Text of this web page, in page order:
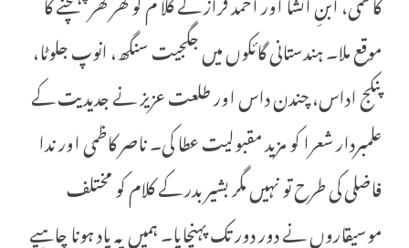
موقع ملا۔ ہندستانی گائکوں میں جگجیت سنگھ، انوپ جلوٹا،
پنکج اداس، چندن داس اور طلعت عزیز نے جدیدیت کے
علمبردار شعرا کو مزید مقبولیت عطا کی۔ ناصر کاظمی اور ندا
فاضلی کی طرح تو نہیں مگر بشیر بدر کے کلام کو مختلف
موسیقاروں نے دور دور تک پہنچایا۔ ہمیں یہ یاد ہونا چاہیے